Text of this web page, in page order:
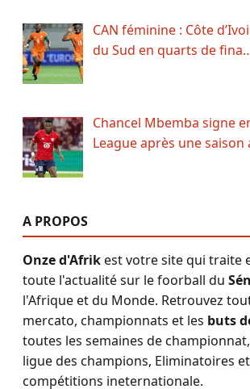
CAN féminine : Côte
du Sud en quarts de
Chancel Mbemba signe
League après une saison
A PROPOS
Onze d'Afrikest votre site qui traite
toute l'actualité sur le foorball du
l'Afrique et du Monde. Retrouvez
mercato, championnats et les buts
toutes les semaines de
ligue des champions, Eliminatoires
compétitions ineternationale.